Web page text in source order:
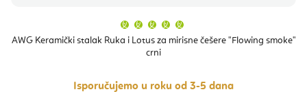
AWG Keramički stalak Ruka i Lotus za mirisne češere "Flowing smoke"
crni
proizvoda
je
zvjezdica.
Isporučujemo u roku od 3-5 dana